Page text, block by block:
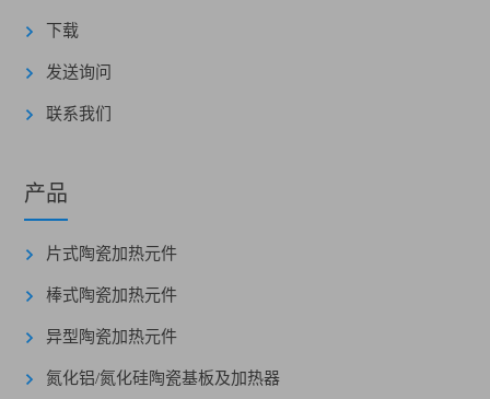
下载
发送询问
联系我们
产品
片式陶瓷加热元件
棒式陶瓷加热元件
异型陶瓷加热元件
氮化铝/氮化硅陶瓷基板及加热器